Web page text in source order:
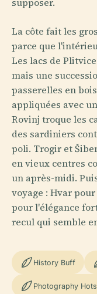
La côte fait les
parce que
Les lacs de
mais une
passerelles en
appliquées avec
Rovinj troque les
des sardiniers
poli. Trogir et
en vieux centres
un après-midi.
voyage : Hvar
pour l'élégance
recul qui semble
History Buff
Photography